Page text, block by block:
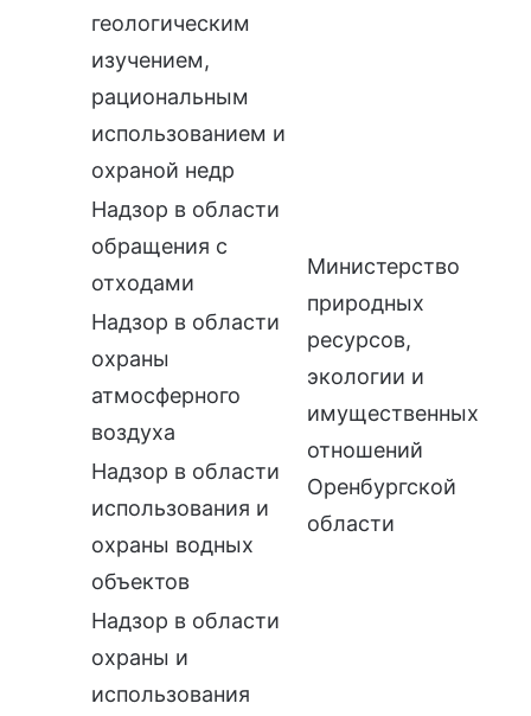
геологическим
изучением,
рациональным
использованием и
охраной недр
Министерство
природных
ресурсов,
экологии и
имущественных
отношений
Оренбургской
области
Надзор в области
обращения с
отходами
Надзор в области
охраны
атмосферного
воздуха
Надзор в области
использования и
охраны водных
объектов
Надзор в области
охраны и
использования